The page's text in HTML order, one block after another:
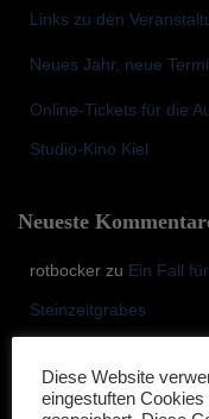
Links zu den
Neues Jahr, neue
Online-Tickets für die
Studio-Kino Kiel
Neueste
rotbocker zu Ein Fall
Steinzeitgrabes
Steinzeitgrabes
Diese Website
eingestuften